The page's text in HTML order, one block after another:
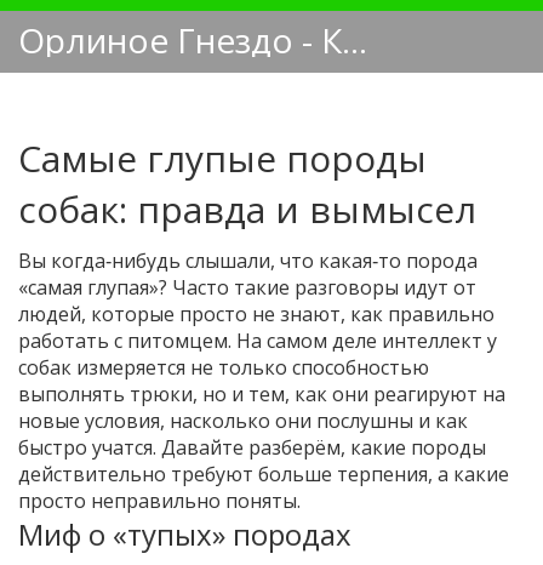
Орлиное Гнездо - Кинологический блог
Самые глупые породы
собак: правда и вымысел
Вы когда‑нибудь слышали, что какая‑то порода
«самая глупая»? Часто такие разговоры идут от
людей, которые просто не знают, как правильно
работать с питомцем. На самом деле интеллект у
собак измеряется не только способностью
выполнять трюки, но и тем, как они реагируют на
новые условия, насколько они послушны и как
быстро учатся. Давайте разберём, какие породы
действительно требуют больше терпения, а какие
просто неправильно поняты.
Миф о «тупых» породах